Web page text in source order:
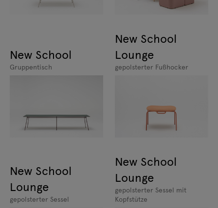
New School
Gruppentisch
New School
Lounge
gepolsterter Fußhocker
New School
Lounge
gepolsterter Sessel
New School
Lounge
gepolsterter Sessel mit
Kopfstütze